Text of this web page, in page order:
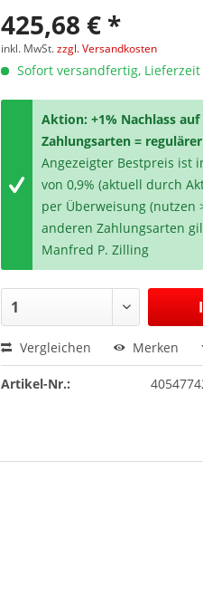
425,68 € *
inkl. MwSt.zzgl. Versandkosten
Sofort versandfertig, Lieferzeit
Aktion: +1% Nachlass
Zahlungsarten =
Angezeigter Bestpreis ist
von 0,9% (aktuell durch
per Überweisung (nutzen
anderen Zahlungsarten
Manfred P. Zilling
Vergleichen Merken
Artikel-Nr.: